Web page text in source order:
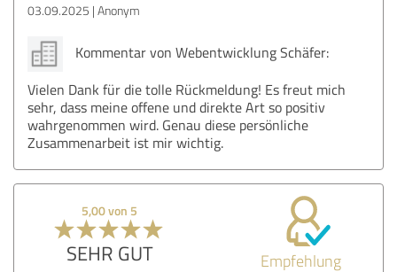
03.09.2025 Anonym
Kommentar von Webentwicklung Schäfer:
Vielen Dank für die tolle Rückmeldung! Es freut mich
sehr, dass meine offene und direkte Art so positiv
wahrgenommen wird. Genau diese persönliche
Zusammenarbeit ist mir wichtig.
5,00 von 5
SEHR GUT Empfehlung